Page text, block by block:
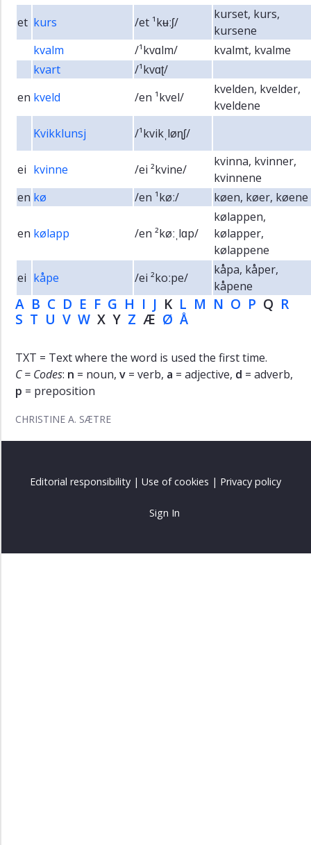
et kurs /et ¹kʉːʃ/
kurset, kurs,
kursene
kvalm
/¹kvɑlm/
kvalmt, kvalme
kvart
/¹kvɑʈ/
en kveld /en ¹kvel/
kvelden, kvelder,
kveldene
Kvikklunsj
/¹kvikˌløɳʃ/
ei kvinne /ei ²kvine/
kvinna, kvinner,
kvinnene
en kø /en ¹køː/ køen, køer, køene
en kølapp /en ²køːˌlɑp/
kølappen,
kølapper,
kølappene
ei kåpe /ei ²koːpe/
kåpa, kåper,
kåpene
A B C D E F G H I J K L M N O P Q R
S T U V W X Y Z Æ Ø Å
TXT = Text where the word is used the first time.
C = Codes: n = noun, v = verb, a = adjective, d = adverb,
p = preposition
CHRISTINE A. SÆTRE
Editorial responsibility | Use of cookies | Privacy policy
Sign In